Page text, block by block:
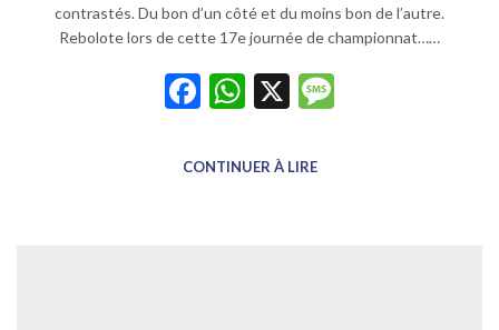
contrastés. Du bon d’un côté et du moins bon de l’autre.
Rebolote lors de cette 17e journée de championnat……
Facebook
WhatsApp
X
CONTINUER À LIRE